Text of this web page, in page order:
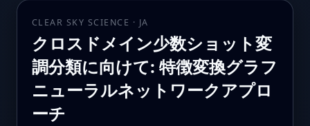
CLEAR SKY SCIENCE · JA
クロスドメイン少数ショット変
調分類に向けて: 特徴変換グラフ
ニューラルネットワークアプロ
ーチ